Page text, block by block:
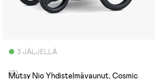
3 JÄLJELLÄ
(0)
Mutsy Nio Yhdistelmävaunut, Cosmic